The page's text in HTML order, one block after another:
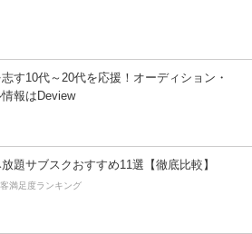
す10代～20代を応援！オーディション・
報はDeview
題サブスクおすすめ11選【徹底比較】
満足度ランキング